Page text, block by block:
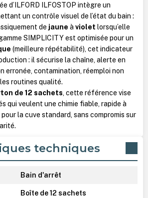
d’ILFORD ILFOSTOP intègre un
un contrôle visuel de l’état du bain :
de jaune à violet lorsqu’elle
SIMPLICITY est optimisée pour un
(meilleure répétabilité), cet indicateur
: il sécurise la chaîne, alerte en
erronée, contamination, réemploi non
routines qualité.
de 12 sachets, cette référence vise
qui veulent une chimie fiable, rapide à
la cuve standard, sans compromis sur
techniques
Bain d'arrêt
Boîte de 12 sachets